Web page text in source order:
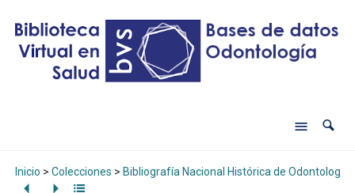
Inicio > Colecciones > Bibliografía Nacional Histórica de Odontología